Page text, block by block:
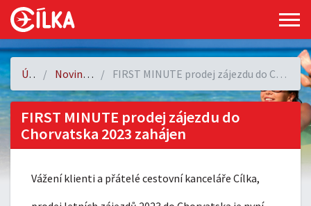
Úvod Novinky a akce FIRST MINUTE prodej zájezdu do Chorvatska 2023 zahájen
FIRST MINUTE prodej zájezdu do
Chorvatska 2023 zahájen
Vážení klienti a přátelé cestovní kanceláře Cílka,